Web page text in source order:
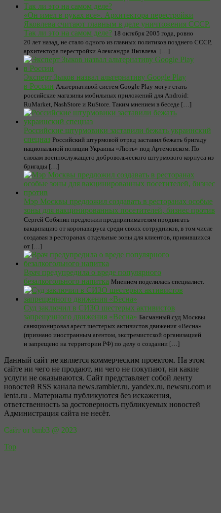
«Он имел в руках все». Архитектора перестройки
Яковлева считают главным в деле уничтожения СССР.
Так ли это на самом деле? 18 октября 2005 года, ровно
20 лет назад, не стало одного из главных политиков позднего СССР,
архитектора перестройки Александра Яковлева. […]
Эксперт Зыков назвал альтернативу Google Play
в России Альтернативой систем Google Play могут стать
российские магазины мобильных приложений для Android:
RuMarket, NashStore и RuStore. Таким мнением в беседе […]
Российские штурмовики заставили бежать украинский
спецназ Российский штурмовой отряд заставил бежать бригаду
национальной полиции Украины «Лють» под Артемовском. По
словам военнослужащего добровольческого штурмового корпуса из
бригады […]
Мэр Москвы предложил создавать в ресторанах особые
зоны для вакцинированных посетителей, бизнес против
Сергей Собянин предложил предпринимателям продвигать
вакцинацию от коронавируса среди своих сотрудников, в том числе
создавая в ресторанах отдельные зоны для клиентов, привившихся
от […]
Врач предупредила о вреде популярного
безалкогольного напитка Мнением поделилась специалист.
Суд заключил в СИЗО шестерых активистов
запрещенного движения «Весна» Басманный суд Москвы
санкционировал арест шестерых активистов движения «Весна»
(признано иностранным агентом, экстремистской организацией
и запрещено на территории РФ) по делу о создании […]
Данный сайт не является коммерческим проектом. На этом
сайте ни чего не продают, ни чего не покупают, ни какие
услуги не оказываются. Сайт представляет собой ленту
новостей RSS канала news.rambler.ru, yandex.ru, newsru.com и
lenta.ru . Материалы публикуются без искажения,
ответственность за достоверность публикуемых новостей
Администрация сайта не несёт.
Сайт от bmb3 @ 2023
Top